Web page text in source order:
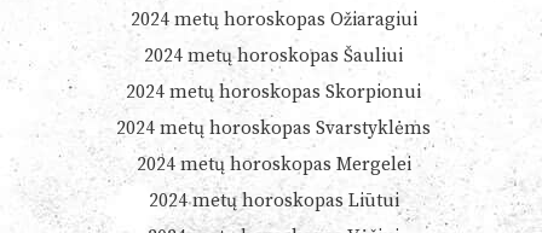
2024 metų horoskopas Ožiaragiui
2024 metų horoskopas Šauliui
2024 metų horoskopas Skorpionui
2024 metų horoskopas Svarstyklėms
2024 metų horoskopas Mergelei
2024 metų horoskopas Liūtui